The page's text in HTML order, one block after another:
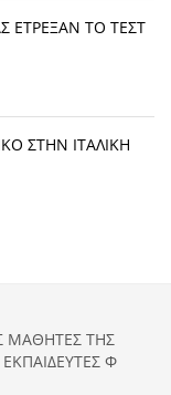
ΕΤΡΕΞΑΝ ΤΟ ΤΕΣΤ
ΣΤΗΝ ΙΤΑΛΙΚΗ
ΜΑΘΗΤΕΣ ΤΗΣ
Φ